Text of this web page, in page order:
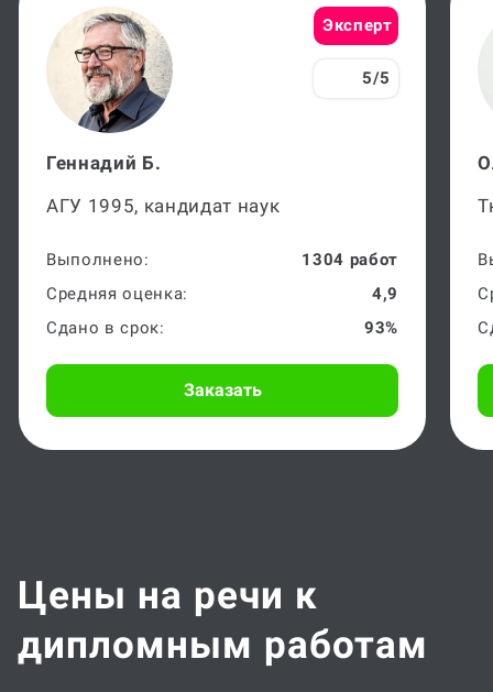
Эксперт
5/5
Геннадий Б.
АГУ 1995, кандидат наук
Выполнено:
1304 работ
Средняя оценка:
4,9
Сдано в срок:
93%
Заказать
Цены на речи к
дипломным работам